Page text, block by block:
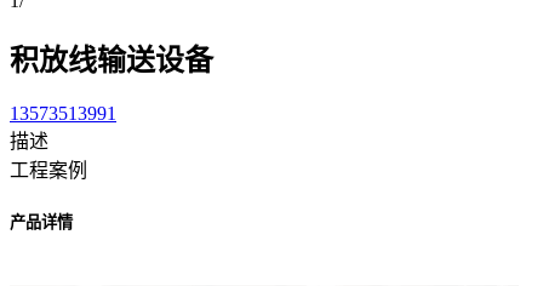
积放线输送设备
13573513991
描述
工程案例
产品详情